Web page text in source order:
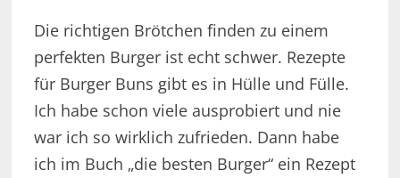
Die richtigen Brötchen finden zu einem
perfekten Burger ist echt schwer. Rezepte
für Burger Buns gibt es in Hülle und Fülle.
Ich habe schon viele ausprobiert und nie
war ich so wirklich zufrieden. Dann habe
ich im Buch „die besten Burger“ ein Rezept